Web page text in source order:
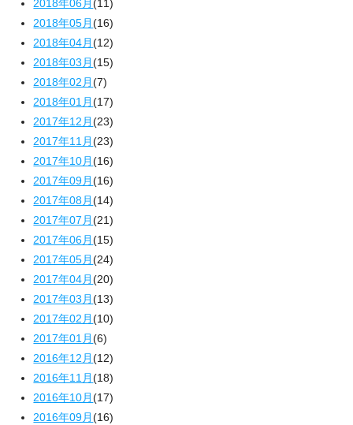
2018年06月(11)
2018年05月(16)
2018年04月(12)
2018年03月(15)
2018年02月(7)
2018年01月(17)
2017年12月(23)
2017年11月(23)
2017年10月(16)
2017年09月(16)
2017年08月(14)
2017年07月(21)
2017年06月(15)
2017年05月(24)
2017年04月(20)
2017年03月(13)
2017年02月(10)
2017年01月(6)
2016年12月(12)
2016年11月(18)
2016年10月(17)
2016年09月(16)